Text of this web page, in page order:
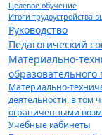
Целевое обучение
Итоги трудоустройства
Руководство
Педагогический
Материально-
Материально-
деятельности, в том
ограниченными
Учебные кабинеты